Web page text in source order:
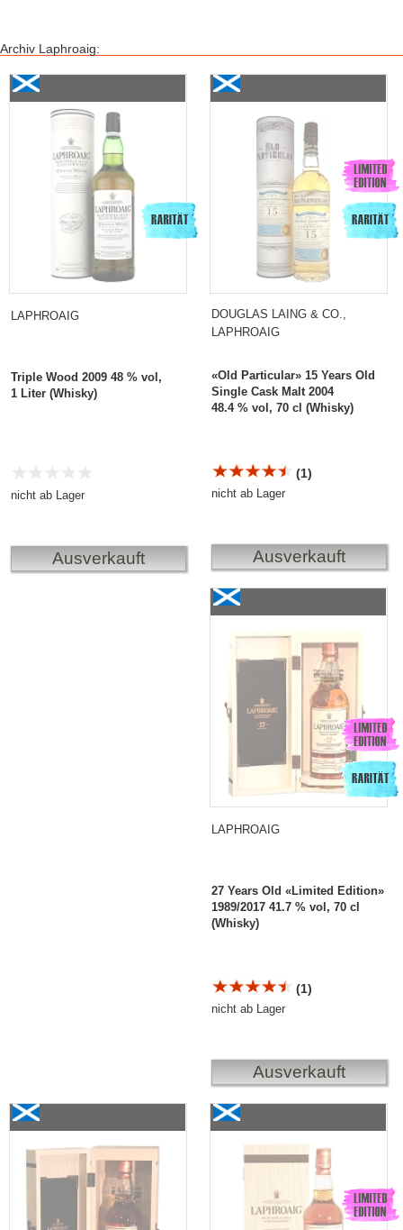
Archiv Laphroaig:
Laphroaig Triple Wood 2009
LAPHROAIG
Triple Wood 2009 48 % vol,
1 Liter (Whisky)
nicht ab Lager
Ausverkauft
Douglas Laing & Co.,
Laphroaig «Old Particular»
15 Years Old Single Cask
Malt 2004
DOUGLAS LAING & CO.,
LAPHROAIG
«Old Particular» 15 Years Old
Single Cask Malt 2004
48.4 % vol, 70 cl (Whisky)
(1)
nicht ab Lager
Ausverkauft
Laphroaig 27 Years Old
«Limited Edition»
1989/2017
LAPHROAIG
27 Years Old «Limited Edition»
1989/2017 41.7 % vol, 70 cl
(Whisky)
(1)
nicht ab Lager
Ausverkauft
Laphroaig 30 Years Old «Limited Edition» 1985/2016
Laphroaig 32 Years Old
«Limited Edition»
1983/2015